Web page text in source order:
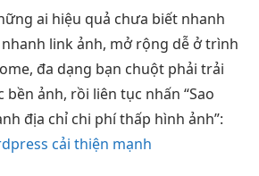
ai hiệu quả chưa biết nhanh
link ảnh, mở rộng dễ ở trình
đa dạng bạn chuột phải trải
bền ảnh, rồi liên tục nhấn “Sao
địa chỉ chi phí thấp hình ảnh”:
cải thiện mạnh